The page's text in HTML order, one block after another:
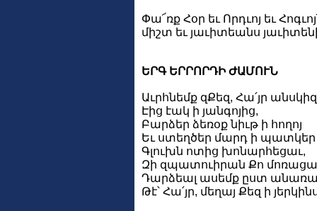
Փա՜ռք Հօր եւ Որդւոյ եւ
միշտ եւ յաւիտեանս
ԵՐԳ ԵՐՐՈՐԴԻ ԺԱՄՈՒՆ
Աւրհնեմք զՔեզ, Հա՛յր
Էից էակ ի յանգոյից,
Բարձեր ձեռօք նիւթ ի հողոյ
Եւ ստեղծեր մարդ ի պատկեր
Գլուխն ոտից խոնարհեցաւ,
Զի զպատուիրան Քո
Դարձեալ ասեմք ըստ
Թէ՝ Հա՛յր, մեղայ Քեզ ի